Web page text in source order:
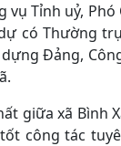
Tỉnh uỷ,
có Thường
Đảng,
giữa xã Bình
công tác